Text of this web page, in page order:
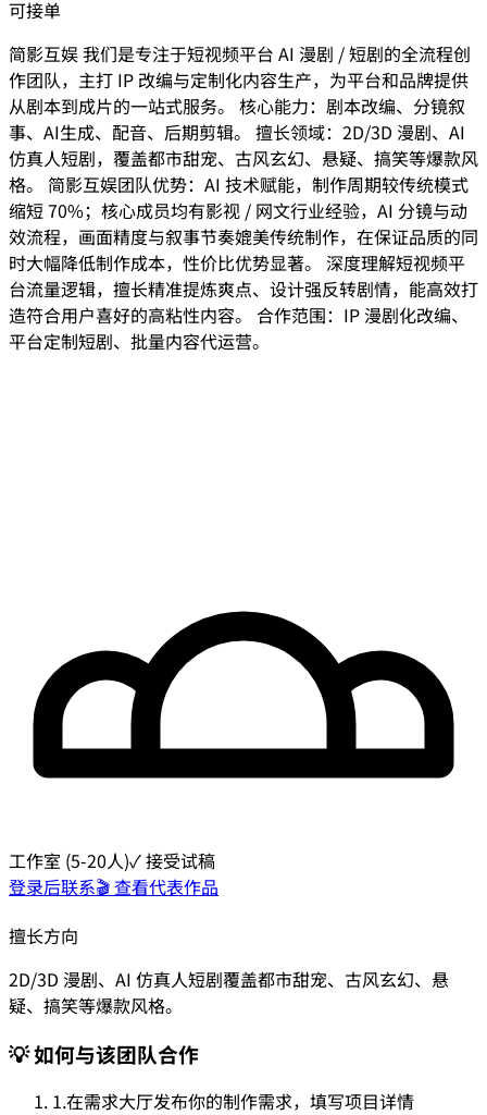
可接单
简影互娱 我们是专注于短视频平台 AI 漫剧 / 短剧的全流程创
作团队，主打 IP 改编与定制化内容生产，为平台和品牌提供
从剧本到成片的一站式服务。 核心能力：剧本改编、分镜叙
事、AI生成、配音、后期剪辑。 擅长领域：2D/3D 漫剧、AI
仿真人短剧，覆盖都市甜宠、古风玄幻、悬疑、搞笑等爆款风
格。 简影互娱团队优势：AI 技术赋能，制作周期较传统模式
缩短 70%；核心成员均有影视 / 网文行业经验，AI 分镜与动
效流程，画面精度与叙事节奏媲美传统制作，在保证品质的同
时大幅降低制作成本，性价比优势显著。 深度理解短视频平
台流量逻辑，擅长精准提炼爽点、设计强反转剧情，能高效打
造符合用户喜好的高粘性内容。 合作范围：IP 漫剧化改编、
平台定制短剧、批量内容代运营。
工作室 (5-20人)✓ 接受试稿
登录后联系🎬 查看代表作品
擅长方向
2D/3D 漫剧、AI 仿真人短剧覆盖都市甜宠、古风玄幻、悬
疑、搞笑等爆款风格。
💡 如何与该团队合作
1.在需求大厅发布你的制作需求，填写项目详情